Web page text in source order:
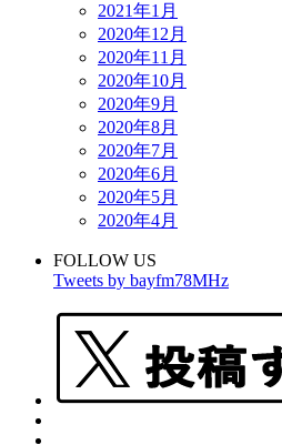
2021年1月
2020年12月
2020年11月
2020年10月
2020年9月
2020年8月
2020年7月
2020年6月
2020年5月
2020年4月
FOLLOW US
Tweets by bayfm78MHz